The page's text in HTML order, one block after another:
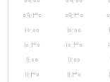
۰۹:۳۰
۱۰:۰۰
۱۰:۳۰
۱۱:۰۰
۱۱:۳۰
۰۹:۳۰
۱۰:۰۰
۱۰:۳۰
۱۱:۰۰
۱۱:۳۰